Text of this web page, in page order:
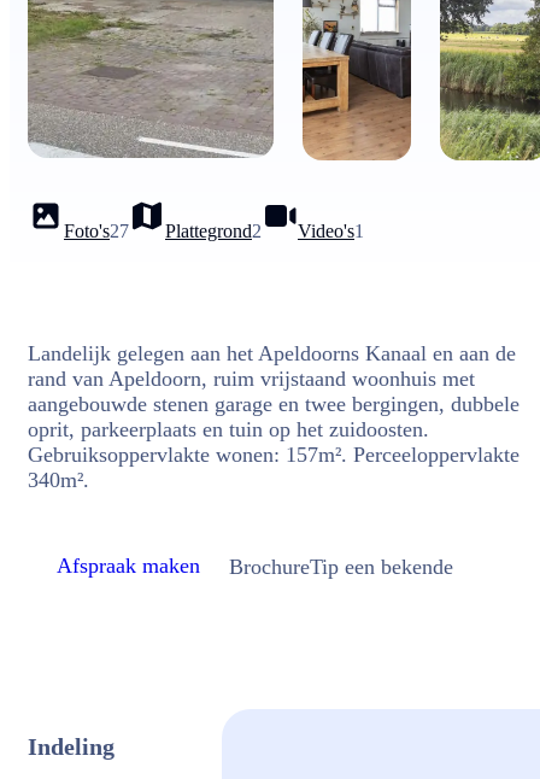
Foto's27 Plattegrond2 Video's1
Landelijk gelegen aan het Apeldoorns Kanaal en aan de
rand van Apeldoorn, ruim vrijstaand woonhuis met
aangebouwde stenen garage en twee bergingen, dubbele
oprit, parkeerplaats en tuin op het zuidoosten.
Gebruiksoppervlakte wonen: 157m². Perceeloppervlakte
340m².
Afspraak maken BrochureTip een bekende
Indeling